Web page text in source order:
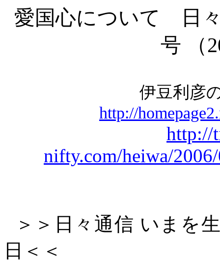
愛国心について 日
号 （
伊豆利彦
http://
http://
nifty.com/heiwa/
＞＞日々通信 いまを
日＜＜